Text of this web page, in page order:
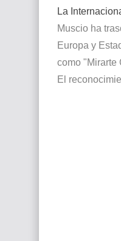
La
Muscio ha
Europa y
como "Mirarte
El